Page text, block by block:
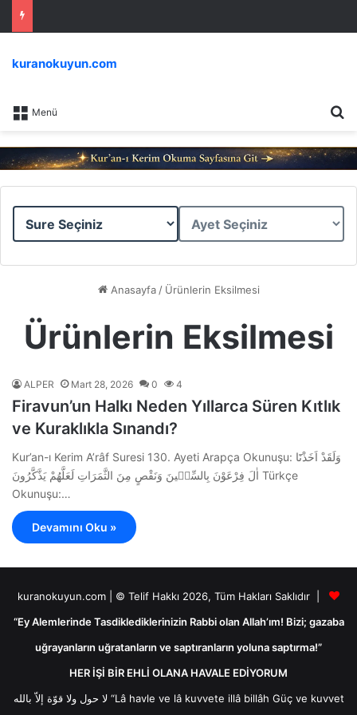
Menü
kuranokuyun.com
Sure
Ayet
Anasayfa / Ürünlerin Eksilmesi
Ürünlerin Eksilmesi
ALPER Mart 28, 2026 0 4
Firavun’un Halkı Neden Yıllarca Süren Kıtlık
ve Kuraklıkla Sınandı?
Kur’an-ı Kerim A’râf Suresi 130. Ayeti Arapça Okunuşu: وَلَقَدْ اَخَذْنَٓا
اٰلَ فِرْعَوْنَ بِالسِّن۪ينَ وَنَقْصٍ مِنَ الثَّمَرَاتِ لَعَلَّهُمْ يَذَّكَّرُونَ Türkçe
Okunuşu:…
Devamını Oku »
kuranokuyun.com | © Telif Hakkı 2026, Tüm Hakları Saklıdır |
“Ey Alemlerinde Tasdiklediklerinizin Rabbi olan Allah’ım! Bizi; gazaba
uğrayanların uğratanların ve saptıranların yoluna saptırma!”
HER İŞİ BİR EHLİ OLANA HAVALE EDİYORUM
لا حول ولا قوّة إلاّ بالله “Lâ havle ve lâ kuvvete illâ billâh Güç ve kuvvet